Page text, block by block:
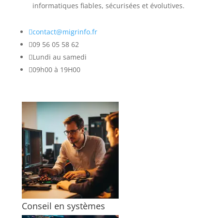
informatiques fiables, sécurisées et évolutives.
contact@migrinfo.fr
09 56 05 58 62
Lundi au samedi
09h00 à 19H00
Conseil en systèmes